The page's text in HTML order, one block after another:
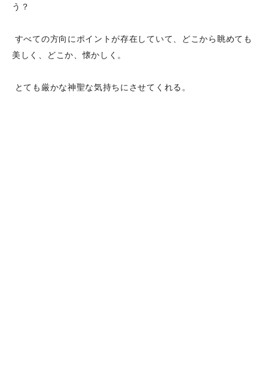
う？
すべての方向にポイントが存在していて、どこから眺めても
美しく、どこか、懐かしく。
とても厳かな神聖な気持ちにさせてくれる。